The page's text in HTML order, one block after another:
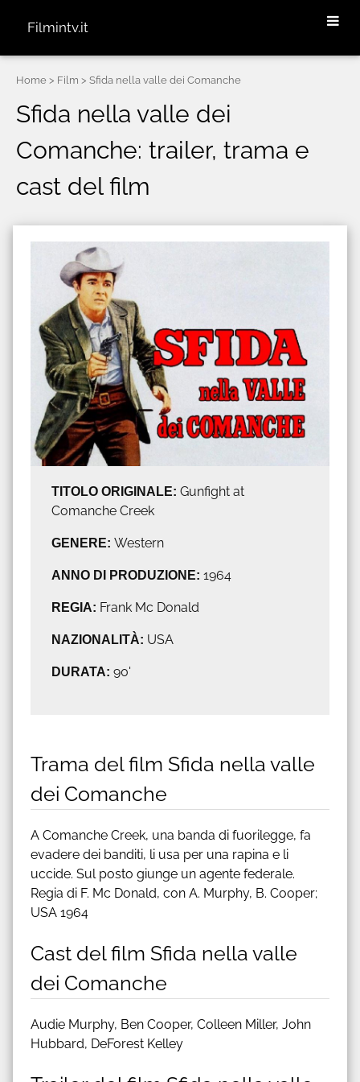
Filmintv.it
Home > Film > Sfida nella valle dei Comanche
Sfida nella valle dei
Comanche: trailer, trama e
cast del film
TITOLO ORIGINALE: Gunfight at
Comanche Creek
GENERE: Western
ANNO DI PRODUZIONE: 1964
REGIA: Frank Mc Donald
NAZIONALITÀ: USA
DURATA: 90'
Trama del film Sfida nella valle
dei Comanche
A Comanche Creek, una banda di fuorilegge, fa
evadere dei banditi, li usa per una rapina e li
uccide. Sul posto giunge un agente federale.
Regia di F. Mc Donald, con A. Murphy, B. Cooper;
USA 1964
Cast del film Sfida nella valle
dei Comanche
Audie Murphy, Ben Cooper, Colleen Miller, John
Hubbard, DeForest Kelley